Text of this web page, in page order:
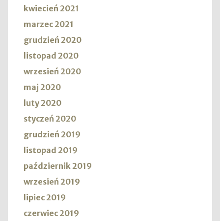
kwiecień 2021
marzec 2021
grudzień 2020
listopad 2020
wrzesień 2020
maj 2020
luty 2020
styczeń 2020
grudzień 2019
listopad 2019
październik 2019
wrzesień 2019
lipiec 2019
czerwiec 2019